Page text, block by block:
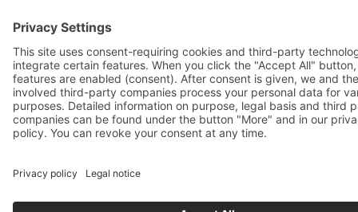
This site uses consent-requiring cookies and third-party
integrate certain features. When you click the "Accept All"
features are enabled (consent). After consent is given, we and
involved third-party companies process your personal data for
companies can be found under the button "More" and in our